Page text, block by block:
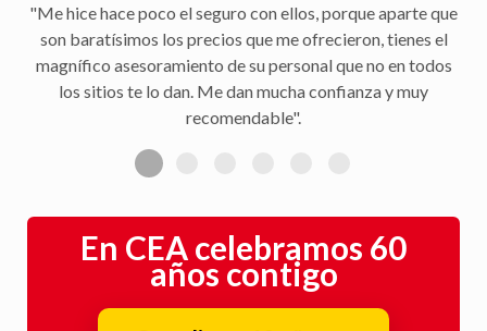
"Me hice hace poco el seguro con ellos, porque aparte que
son baratísimos los precios que me ofrecieron, tienes el
magnífico asesoramiento de su personal que no en todos
los sitios te lo dan. Me dan mucha confianza y muy
recomendable".
En CEA celebramos 60
años contigo